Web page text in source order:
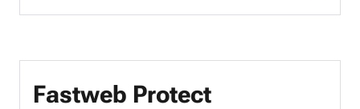
Fastweb Protect